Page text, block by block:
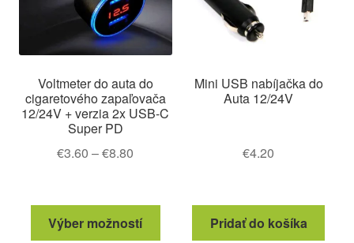
Voltmeter do auta do
cigaretového zapaľovača
12/24V + verzia 2x USB-C
Super PD
€3.60 –€8.80
through
€8.80
Výber možností
Mini USB nabíjačka do
Auta 12/24V
€4.20
Pridať do košíka